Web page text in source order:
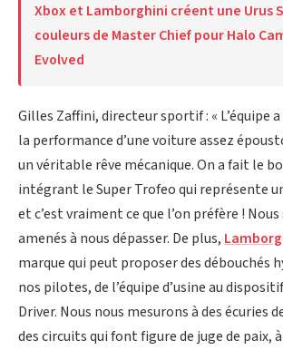
Xbox et Lamborghini créent une Urus
couleurs de Master Chief pour Halo
Evolved
Gilles Zaffini, directeur sportif : « L’équipe
la performance d’une voiture assez
un véritable rêve mécanique. On a fait le
intégrant le Super Trofeo qui représente
et c’est vraiment ce que l’on préfère !
amenés à nous dépasser. De plus,
marque qui peut proposer des débouchés
nos pilotes, de l’équipe d’usine au
Driver. Nous nous mesurons à des écuries
des circuits qui font figure de juge de paix,